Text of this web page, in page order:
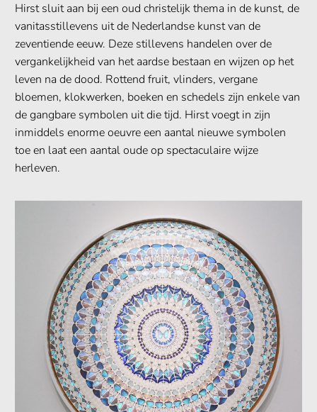
Hirst sluit aan bij een oud christelijk thema in de kunst, de
vanitasstillevens uit de Nederlandse kunst van de
zeventiende eeuw. Deze stillevens handelen over de
vergankelijkheid van het aardse bestaan en wijzen op het
leven na de dood. Rottend fruit, vlinders, vergane
bloemen, klokwerken, boeken en schedels zijn enkele van
de gangbare symbolen uit die tijd. Hirst voegt in zijn
inmiddels enorme oeuvre een aantal nieuwe symbolen
toe en laat een aantal oude op spectaculaire wijze
herleven.